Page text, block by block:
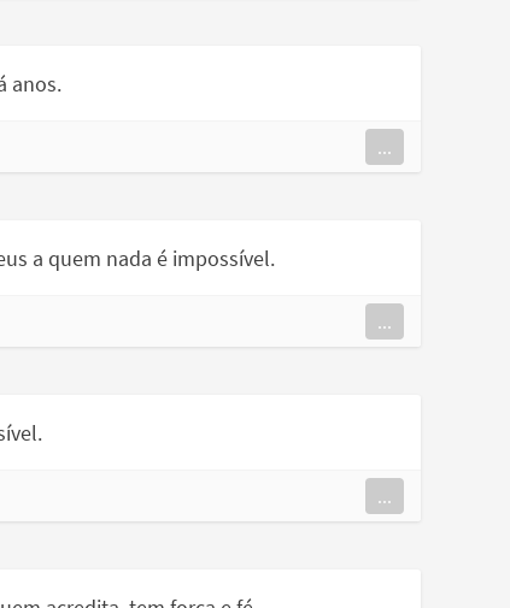
anos.
...
a quem nada é impossível.
...
...